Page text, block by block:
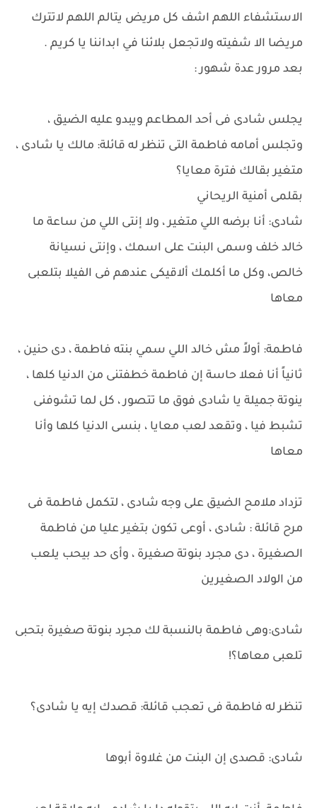
الاستشفاء اللهم اشف كل مريض يتالم اللهم لاتترك
مريضا الا شفيته ولاتجعل بلائنا في ابداننا يا كريم .
بعد مرور عدة شهور :
يجلس شادى فى أحد المطاعم ويبدو عليه الضيق ،
وتجلس أمامه فاطمة التى تنظر له قائلة: مالك يا شادى ،
متغير بقالك فترة معايا؟
بقلمى أمنية الريحاني
شادى: أنا برضه اللي متغير ، ولا إنتى اللي من ساعة ما
خالد خلف وسمى البنت على اسمك ، وإنتى نسيانة
خالص، وكل ما أكلمك ألاقيكى عندهم فى الفيلا بتلعبى
معاها
فاطمة: أولاً مش خالد اللي سمي بنته فاطمة ، دى حنين ،
ثانياً أنا فعلا حاسة إن فاطمة خطفتنى من الدنيا كلها ،
ينوتة جميلة يا شادى فوق ما تتصور ، كل لما تشوفنى
تشبط فيا ، وتقعد لعب معايا ، بنسى الدنيا كلها وأنا
معاها
تزداد ملامح الضيق على وجه شادى ، لتكمل فاطمة فى
مرح قائلة : شادى ، أوعى تكون بتغير عليا من فاطمة
الصغيرة ، دى مجرد بنوتة صغيرة ، وأى حد بيحب يلعب
من الولاد الصغيرين
شادى:وهى فاطمة بالنسبة لك مجرد بنوتة صغيرة بتحبى
تلعبى معاها؟!
تنظر له فاطمة فى تعجب قائلة: قصدك إيه يا شادى؟
شادى: قصدى إن البنت من غلاوة أبوها